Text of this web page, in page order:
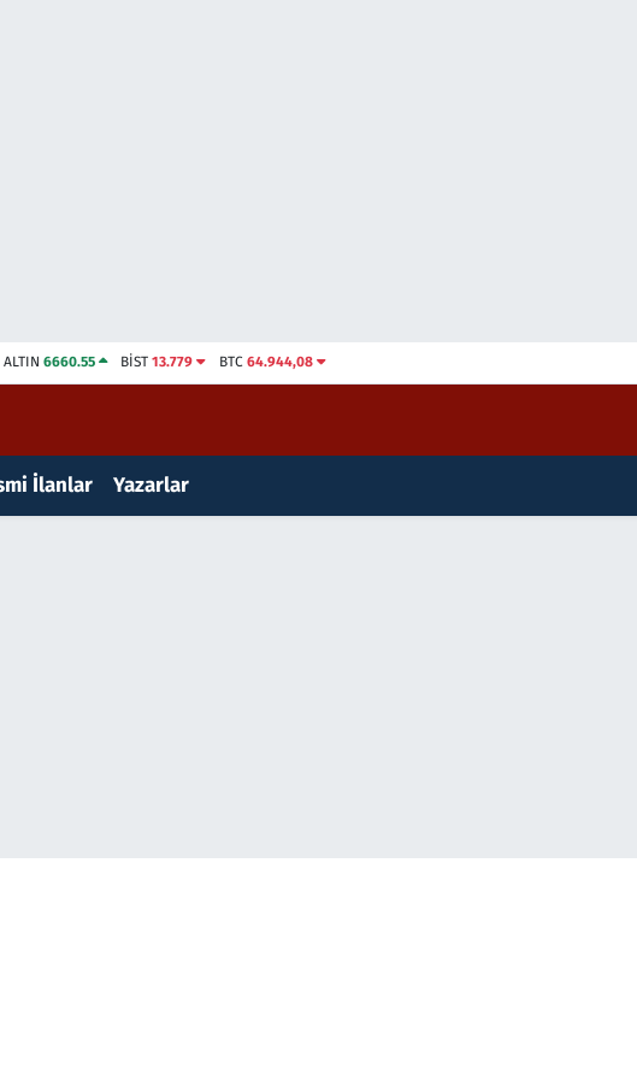
ALTIN 6660.55 BİST13.779 BTC 64.944,08
İlanlar Yazarlar